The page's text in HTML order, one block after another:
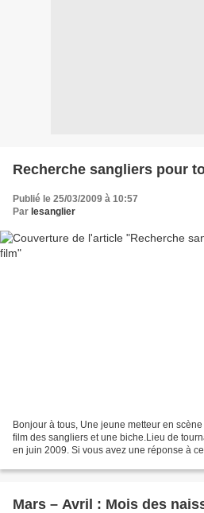
Recherche sangliers pour
Publié le 25/03/2009 à 10:57
Par lesanglier
Bonjour à tous, Une jeune metteur en
film des sangliers et une biche.Lieu de
en juin 2009. Si vous avez une réponse à
Mars – Avril : Mois des